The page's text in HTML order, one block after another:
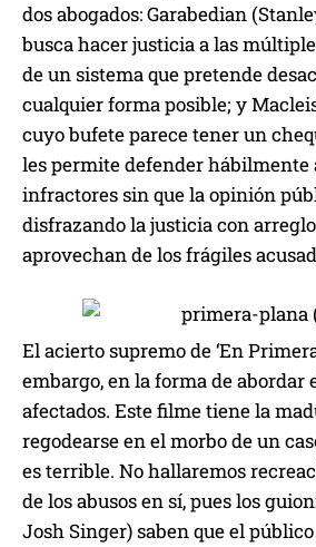
dos abogados: Garabedian
busca hacer justicia a las
de un sistema que pretende
cualquier forma posible; y
cuyo bufete parece tener un
les permite defender hábilmente
infractores sin que la opinión
disfrazando la justicia con
aprovechan de los frágiles
El acierto supremo de ‘En
embargo, en la forma de abordar
afectados. Este filme tiene la
regodearse en el morbo de un
es terrible. No hallaremos
de los abusos en sí, pues los
Josh Singer) saben que el